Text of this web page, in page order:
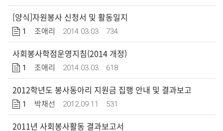
[양식]자원봉사 신청서 및 활동일지
1 조애리 2014.03.03 734
사회봉사학점운영지침(2014 개정)
1 조애리 2014.03.03 618
2012학년도 봉사동아리 지원금 집행 안내 및 결과보고
1 박채선 2012.09.11 531
2011년 사회봉사활동 결과보고서